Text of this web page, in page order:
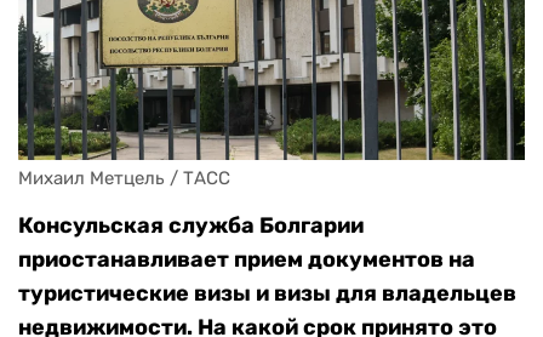
Михаил Метцель / ТАСС
Консульская служба Болгарии
приостанавливает прием документов на
туристические визы и визы для владельцев
недвижимости. На какой срок принято это